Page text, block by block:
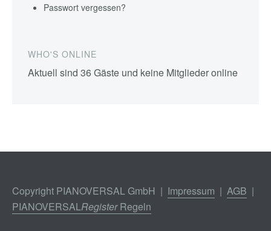
Passwort vergessen?
WHO'S ONLINE
Aktuell sind 36 Gäste und keine Mitglieder online
Copyright PIANOVERSAL GmbH | Impressum | AGB |
PIANOVERSALRegisterRegeln